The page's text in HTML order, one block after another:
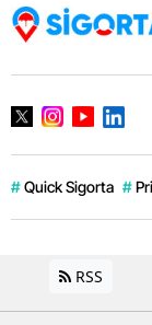
# Quick Sigorta #
RSS